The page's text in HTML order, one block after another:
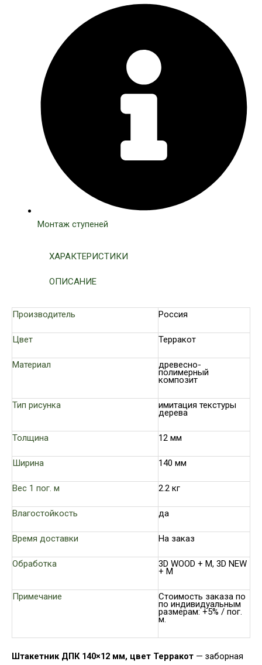
Монтаж ступеней
ХАРАКТЕРИСТИКИ
ОПИСАНИЕ
Производитель Россия
Цвет Терракот
Материал древесно-
полимерный
композит
Тип рисунка имитация текстуры
дерева
Толщина 12 мм
Ширина 140 мм
Вес 1 пог. м 2.2 кг
Влагостойкость да
Время доставки На заказ
Обработка 3D WOOD + М, 3D NEW
+ М
Примечание Стоимость заказа по
по индивидуальным
размерам: +5% / пог.
м.
Штакетник ДПК 140×12 мм, цвет Терракот — заборная